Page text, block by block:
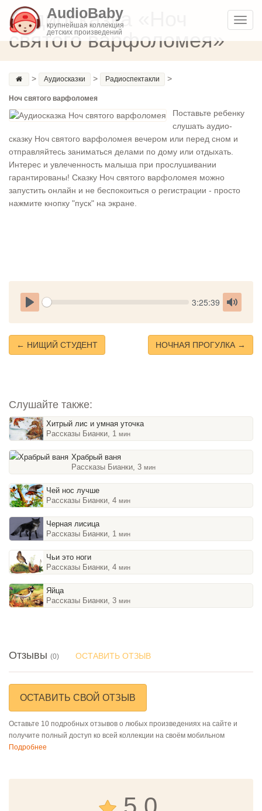
AudioBaby
крупнейшая коллекция
детских произведений
Аудиосказка «Ноч
святого варфоломея»
> Аудиосказки > Радиоспектакли >
Ноч святого варфоломея
Поставьте ребенку
слушать аудио-
сказку Ноч святого варфоломея вечером или перед сном и
отправляйтесь заниматься делами по дому или отдыхать.
Интерес и увлеченность малыша при прослушивании
гарантированы! Сказку Ноч святого варфоломея можно
запустить онлайн и не беспокоиться о регистрации - просто
нажмите кнопку "пуск" на экране.
Play
Current
time
3:25:39
Toggle
← НИЩИЙ СТУДЕНТ НОЧНАЯ ПРОГУЛКА →
Слушайте также:
Хитрый лис и умная уточка
Рассказы Бианки, 1 мин
Храбрый ваня
Рассказы Бианки, 3 мин
Чей нос лучше
Рассказы Бианки, 4 мин
Черная лисица
Рассказы Бианки, 1 мин
Чьи это ноги
Рассказы Бианки, 4 мин
Яйца
Рассказы Бианки, 3 мин
Отзывы (0) ОСТАВИТЬ ОТЗЫВ
ОСТАВИТЬ СВОЙ ОТЗЫВ
Оставьте 10 подробных отзывов о любых произведениях на сайте и
получите полный доступ ко всей коллекции на своём мобильном
Подробнее